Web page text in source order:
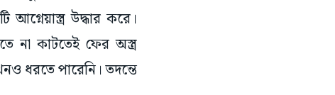
উদ্ধার করে।
না কাটতেই ফের অস্ত্র
ধরতে পারেনি। তদন্তে